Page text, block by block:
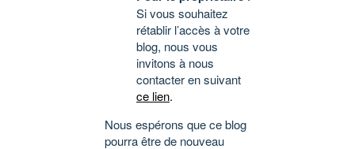
Si vous souhaitez
rétablir l’accès à votre
blog, nous vous
invitons à nous
contacter en suivant
ce lien.
Nous espérons que ce blog
pourra être de nouveau